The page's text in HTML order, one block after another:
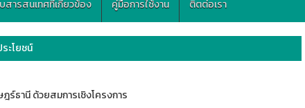
สารสนเทศที่เกี่ยวข้อง คู่มือการใช้งาน ติตต่อเรา
ะโยชน์
ร์ธานี ด้วยสมการเชิงโครงการ